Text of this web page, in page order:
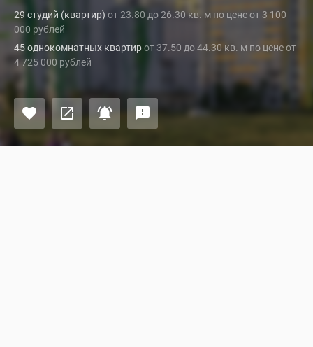
29 студий (квартир) от 23.80 до 26.30 кв. м по цене от 3 100
000 рублей
45 однокомнатных квартирот 37.50 до 44.30 кв. м по цене от
4 725 000 рублей